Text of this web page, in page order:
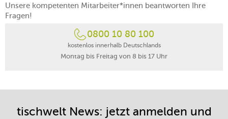
Unsere kompetenten Mitarbeiter*innen beantworten Ihre
Fragen!
0800 10 80 100
kostenlos innerhalb Deutschlands
Montag bis Freitag von 8 bis 17 Uhr
tischwelt News: jetzt anmelden und